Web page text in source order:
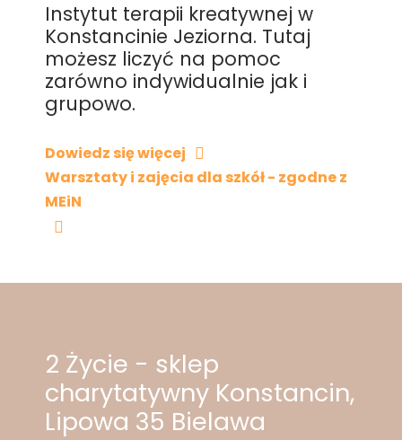
Instytut terapii kreatywnej w
Konstancinie Jeziorna. Tutaj
możesz liczyć na pomoc
zarówno indywidualnie jak i
grupowo.
Dowiedz się więcej
Warsztaty i zajęcia dla szkół - zgodne z
MEiN
2 Życie - sklep
charytatywny Konstancin,
Lipowa 35 Bielawa